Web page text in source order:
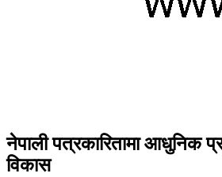
नेपाली पत्रकारितामा आधुनिक
विकास